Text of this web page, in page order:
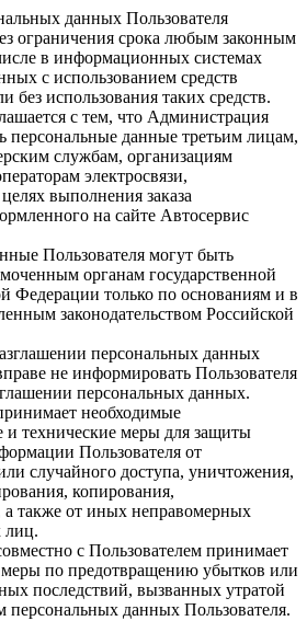
данных Пользователя
ограничения срока любым законным
в информационных системах
с использованием средств
без использования таких средств.
с тем, что Администрация
персональные данные третьим лицам,
службам, организациям
электросвязи,
выполнения заказа
на сайте Автосервис
Пользователя могут быть
органам государственной
Федерации только по основаниям и в
законодательством Российской
персональных данных
не информировать Пользователя
персональных данных.
необходимые
и технические меры для защиты
Пользователя от
случайного доступа, уничтожения,
копирования,
а также от иных неправомерных
лиц.
с Пользователем принимает
по предотвращению убытков или
последствий, вызванных утратой
персональных данных Пользователя.